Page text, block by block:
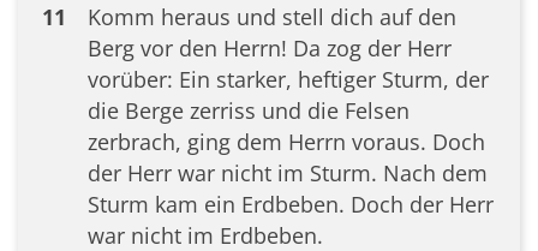
11
Komm heraus und stell dich auf den
Berg vor den Herrn! Da zog der Herr
vorüber: Ein starker, heftiger Sturm, der
die Berge zerriss und die Felsen
zerbrach, ging dem Herrn voraus. Doch
der Herr war nicht im Sturm. Nach dem
Sturm kam ein Erdbeben. Doch der Herr
war nicht im Erdbeben.